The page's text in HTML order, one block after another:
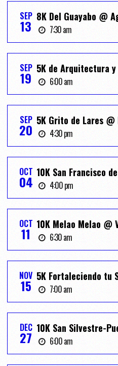
SEP
13
8K Del Guayabo @
7:30 am
SEP
19
5K de Arquitectura y
6:00 am
SEP
20
5K Grito de Lares @
4:30 pm
OCT
04
10K San Francisco
4:00 pm
OCT
11
10K Melao Melao @
6:30 am
NOV
15
5K Fortaleciendo tu
7:00 am
DEC
27
10K San Silvestre-
6:00 am